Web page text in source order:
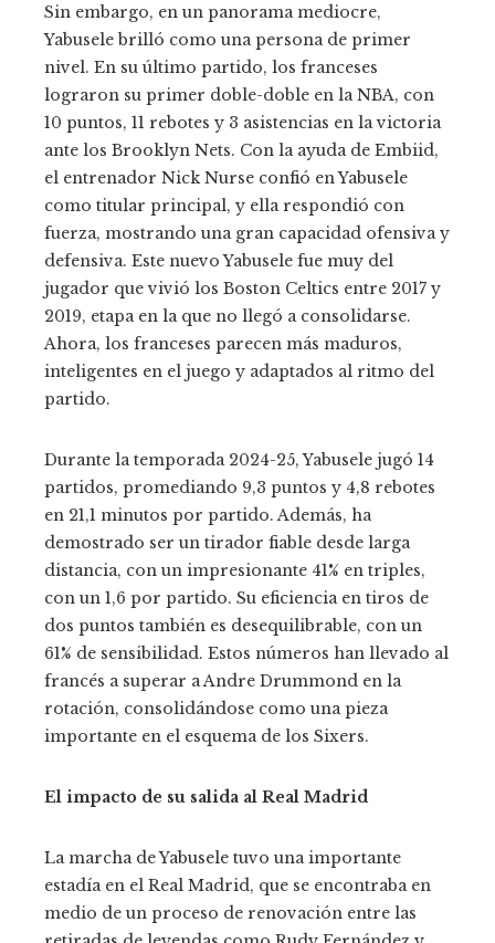
Sin embargo, en un panorama mediocre,
Yabusele brilló como una persona de primer
nivel. En su último partido, los franceses
lograron su primer doble-doble en la NBA, con
10 puntos, 11 rebotes y 3 asistencias en la victoria
ante los Brooklyn Nets. Con la ayuda de Embiid,
el entrenador Nick Nurse confió en Yabusele
como titular principal, y ella respondió con
fuerza, mostrando una gran capacidad ofensiva y
defensiva. Este nuevo Yabusele fue muy del
jugador que vivió los Boston Celtics entre 2017 y
2019, etapa en la que no llegó a consolidarse.
Ahora, los franceses parecen más maduros,
inteligentes en el juego y adaptados al ritmo del
partido.
Durante la temporada 2024-25, Yabusele jugó 14
partidos, promediando 9,3 puntos y 4,8 rebotes
en 21,1 minutos por partido. Además, ha
demostrado ser un tirador fiable desde larga
distancia, con un impresionante 41% en triples,
con un 1,6 por partido. Su eficiencia en tiros de
dos puntos también es desequilibrable, con un
61% de sensibilidad. Estos números han llevado al
francés a superar a Andre Drummond en la
rotación, consolidándose como una pieza
importante en el esquema de los Sixers.
El impacto de su salida al Real Madrid
La marcha de Yabusele tuvo una importante
estadía en el Real Madrid, que se encontraba en
medio de un proceso de renovación entre las